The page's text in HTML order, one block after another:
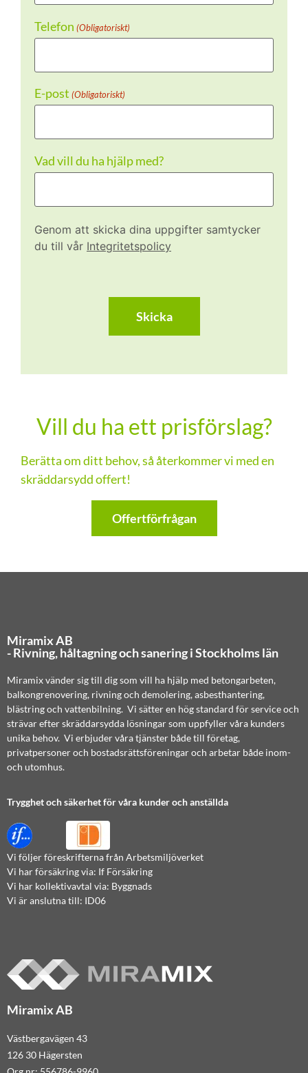
Telefon (Obligatoriskt)
E-post (Obligatoriskt)
Vad vill du ha hjälp med?
Genom att skicka dina uppgifter samtycker
du till vår Integritetspolicy
Vill du ha ett prisförslag?
Berätta om ditt behov, så återkommer vi med en
skräddarsydd offert!
Offertförfrågan
Miramix AB
- Rivning, håltagning och sanering i Stockholms län
Miramix vänder sig till dig som vill ha hjälp med betongarbeten,
balkongrenovering, rivning och demolering, asbesthantering,
blästring och vattenbilning. Vi sätter en hög standard för service och
strävar efter skräddarsydda lösningar som uppfyller våra kunders
unika behov. Vi erbjuder våra tjänster både till företag,
privatpersoner och bostadsrättsföreningar och arbetar både inom-
och utomhus.
Trygghet och säkerhet för våra kunder och anställda
Vi följer föreskrifterna från Arbetsmiljöverket
Vi har försäkring via: If Försäkring
Vi har kollektivavtal via: Byggnads
Vi är anslutna till: ID06
Miramix AB
Västbergavägen 43
126 30 Hägersten